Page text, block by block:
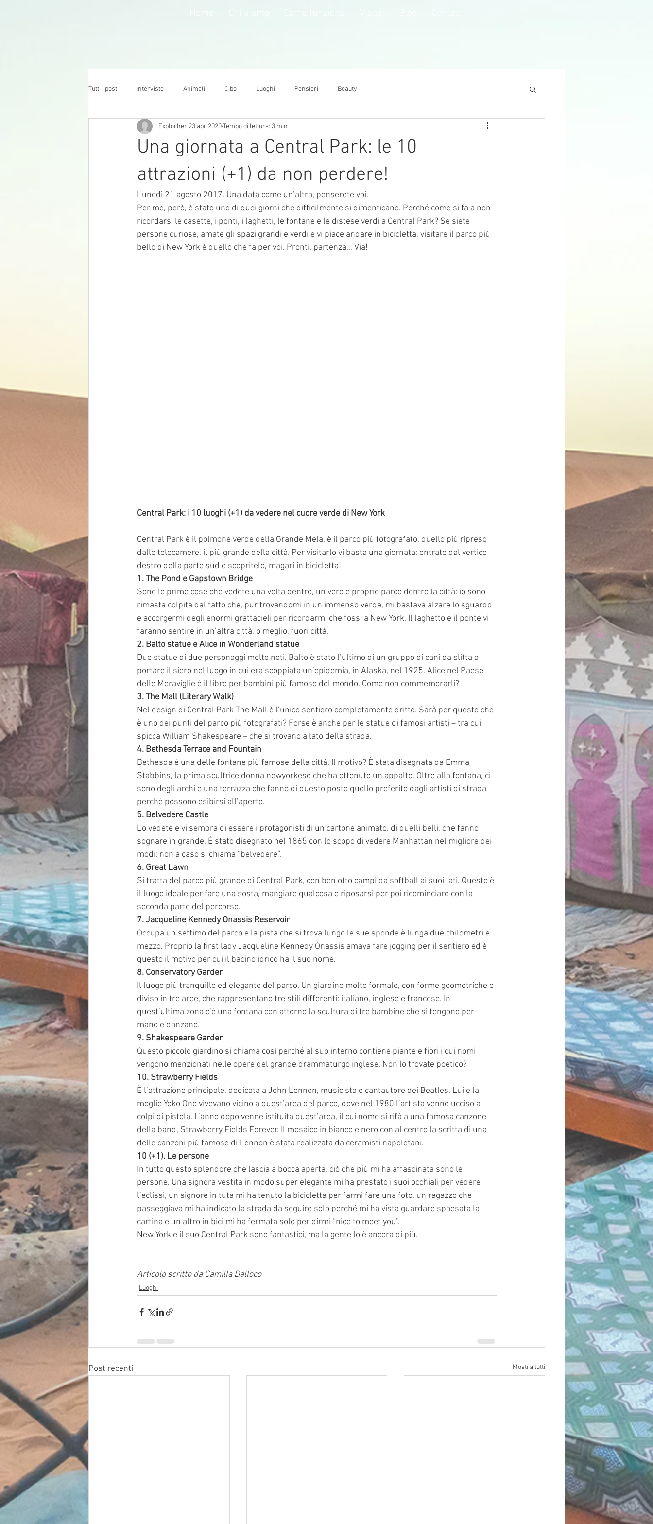
Tutti i post Interviste Animali Cibo Luoghi Pensieri Beauty
Una giornata a Central Park: le 10
attrazioni (+1) da non perdere!
Explorher 23 apr 2020Tempo di lettura: 3 min
Lunedì 21 agosto 2017. Una data come un’altra, penserete voi.
Per me, però, è stato uno di quei giorni che difficilmente si dimenticano. Perché come si fa a non
ricordarsi le casette, i ponti, i laghetti, le fontane e le distese verdi a Central Park? Se siete
persone curiose, amate gli spazi grandi e verdi e vi piace andare in bicicletta, visitare il parco più
bello di New York è quello che fa per voi. Pronti, partenza… Via!
Central Park: i 10 luoghi (+1) da vedere nel cuore verde di New York
Central Park è il polmone verde della Grande Mela, è il parco più fotografato, quello più ripreso
dalle telecamere, il più grande della città. Per visitarlo vi basta una giornata: entrate dal vertice
destro della parte sud e scopritelo, magari in bicicletta!
1. The Pond e Gapstown Bridge
Sono le prime cose che vedete una volta dentro, un vero e proprio parco dentro la città: io sono
rimasta colpita dal fatto che, pur trovandomi in un immenso verde, mi bastava alzare lo sguardo
e accorgermi degli enormi grattacieli per ricordarmi che fossi a New York. Il laghetto e il ponte vi
faranno sentire in un’altra città, o meglio, fuori città.
2. Balto statue e Alice in Wonderland statue
Due statue di due personaggi molto noti. Balto è stato l’ultimo di un gruppo di cani da slitta a
portare il siero nel luogo in cui era scoppiata un’epidemia, in Alaska, nel 1925. Alice nel Paese
delle Meraviglie è il libro per bambini più famoso del mondo. Come non commemorarli?
3. The Mall (Literary Walk)
Nel design di Central Park The Mall è l’unico sentiero completamente dritto. Sarà per questo che
è uno dei punti del parco più fotografati? Forse è anche per le statue di famosi artisti – tra cui
spicca William Shakespeare – che si trovano a lato della strada.
4. Bethesda Terrace and Fountain
Bethesda è una delle fontane più famose della città. Il motivo? È stata disegnata da Emma
Stabbins, la prima scultrice donna newyorkese che ha ottenuto un appalto. Oltre alla fontana, ci
sono degli archi e una terrazza che fanno di questo posto quello preferito dagli artisti di strada
perché possono esibirsi all’aperto.
5. Belvedere Castle
Lo vedete e vi sembra di essere i protagonisti di un cartone animato, di quelli belli, che fanno
sognare in grande. È stato disegnato nel 1865 con lo scopo di vedere Manhattan nel migliore dei
modi: non a caso si chiama “belvedere”.
6. Great Lawn
Si tratta del parco più grande di Central Park, con ben otto campi da softball ai suoi lati. Questo è
il luogo ideale per fare una sosta, mangiare qualcosa e riposarsi per poi ricominciare con la
seconda parte del percorso.
7. Jacqueline Kennedy Onassis Reservoir
Occupa un settimo del parco e la pista che si trova lungo le sue sponde è lunga due chilometri e
mezzo. Proprio la first lady Jacqueline Kennedy Onassis amava fare jogging per il sentiero ed è
questo il motivo per cui il bacino idrico ha il suo nome.
8. Conservatory Garden
Il luogo più tranquillo ed elegante del parco. Un giardino molto formale, con forme geometriche e
diviso in tre aree, che rappresentano tre stili differenti: italiano, inglese e francese. In
quest’ultima zona c’è una fontana con attorno la scultura di tre bambine che si tengono per
mano e danzano.
9. Shakespeare Garden
Questo piccolo giardino si chiama così perché al suo interno contiene piante e fiori i cui nomi
vengono menzionati nelle opere del grande drammaturgo inglese. Non lo trovate poetico?
10. Strawberry Fields
È l’attrazione principale, dedicata a John Lennon, musicista e cantautore dei Beatles. Lui e la
moglie Yoko Ono vivevano vicino a quest’area del parco, dove nel 1980 l’artista venne ucciso a
colpi di pistola. L’anno dopo venne istituita quest’area, il cui nome si rifà a una famosa canzone
della band, Strawberry Fields Forever. Il mosaico in bianco e nero con al centro la scritta di una
delle canzoni più famose di Lennon è stata realizzata da ceramisti napoletani.
10 (+1). Le persone
In tutto questo splendore che lascia a bocca aperta, ciò che più mi ha affascinata sono le
persone. Una signora vestita in modo super elegante mi ha prestato i suoi occhiali per vedere
l’eclissi, un signore in tuta mi ha tenuto la bicicletta per farmi fare una foto, un ragazzo che
passeggiava mi ha indicato la strada da seguire solo perché mi ha vista guardare spaesata la
cartina e un altro in bici mi ha fermata solo per dirmi “nice to meet you”.
New York e il suo Central Park sono fantastici, ma la gente lo è ancora di più.
Articolo scritto da Camilla Dalloco
Luoghi
Post recenti Mostra tutti